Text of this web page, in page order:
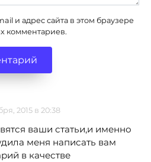
и адрес сайта в этом браузере
комментариев.
2015 в 20:38
ваши статьи,и именно
меня написать вам
в качестве